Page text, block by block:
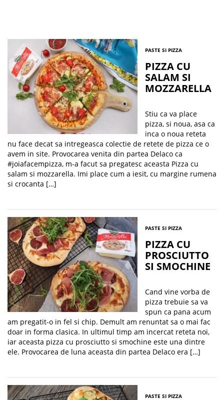
PASTE SI PIZZA
PIZZA CU
SALAM SI
MOZZARELLA
Stiu ca va place
pizza, si noua, asa ca
inca o noua reteta
nu face decat sa intregeasca colectie de retete de pizza ce o
avem in site. Provocarea venita din partea Delaco ca
#joiafacempizza, m-a facut sa pregatesc aceasta Pizza cu
salam si mozzarella. Imi place cum a iesit, cu margine rumena
si crocanta […]
PASTE SI PIZZA
PIZZA CU
PROSCIUTTO
SI SMOCHINE
Cand vine vorba de
pizza trebuie sa va
spun ca pana acum
am pregatit-o in fel si chip. Demult am renuntat sa o mai fac
doar in forma clasica. In ultimul timp am incercat reteta noi,
iar aceasta pizza cu prosciutto si smochine este una dintre
ele. Provocarea de luna aceasta din partea Delaco era […]
PASTE SI PIZZA